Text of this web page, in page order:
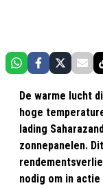
De warme lucht
hoge
lading
zonnepanelen.
nodig om in